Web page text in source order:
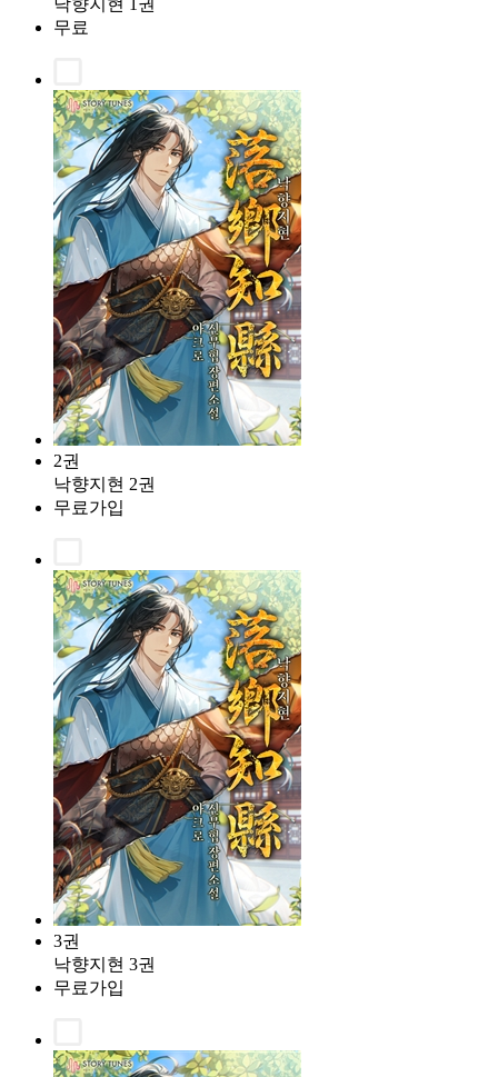
낙향지현 1권
무료
2권
낙향지현 2권
무료가입
3권
낙향지현 3권
무료가입